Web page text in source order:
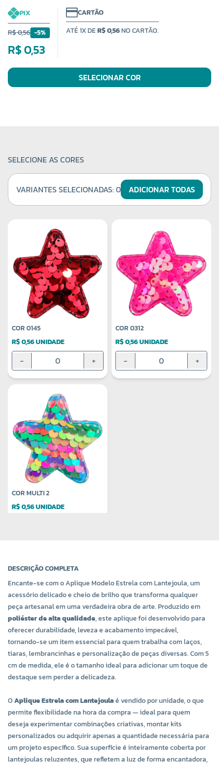
PIX
R$ 0,56 -5%
R$ 0,53
CARTÃO
ATÉ 1X DER$ 0,56NO CARTÃO.
SELECIONAR COR
SELECIONE AS CORES
VARIANTES SELECIONADAS:0 ADICIONAR TODAS
COR 0145
R$ 0,56 UNIDADE
- +
COR 0312
R$ 0,56 UNIDADE
- +
COR MULTI 2
R$ 0,56 UNIDADE
DESCRIÇÃO COMPLETA
Encante-se com o Aplique Modelo Estrela com Lantejoula, um
acessório delicado e cheio de brilho que transforma qualquer
peça artesanal em uma verdadeira obra de arte. Produzido em
poliéster de alta qualidade, este aplique foi desenvolvido para
oferecer durabilidade, leveza e acabamento impecável,
tornando-se um item essencial para quem trabalha com laços,
tiaras, lembrancinhas e personalização de peças diversas. Com 5
cm de medida, ele é o tamanho ideal para adicionar um toque de
destaque sem perder a delicadeza.
OAplique Estrela com Lantejoulaé vendido por unidade, o que
permite flexibilidade na hora da compra — ideal para quem
deseja experimentar combinações criativas, montar kits
personalizados ou adquirir apenas a quantidade necessária para
um projeto específico. Sua superfície é inteiramente coberta por
lantejoulas reluzentes, que refletem a luz de forma encantadora,